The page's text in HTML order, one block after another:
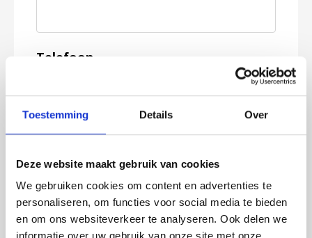
Toestemming Details Over
Deze website maakt gebruik van cookies
We gebruiken cookies om content en advertenties te
personaliseren, om functies voor social media te bieden
en om ons websiteverkeer te analyseren. Ook delen we
Telefoon